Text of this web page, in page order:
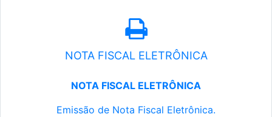
NOTA FISCAL ELETRÔNICA
NOTA FISCAL ELETRÔNICA
Emissão de Nota Fiscal Eletrônica.